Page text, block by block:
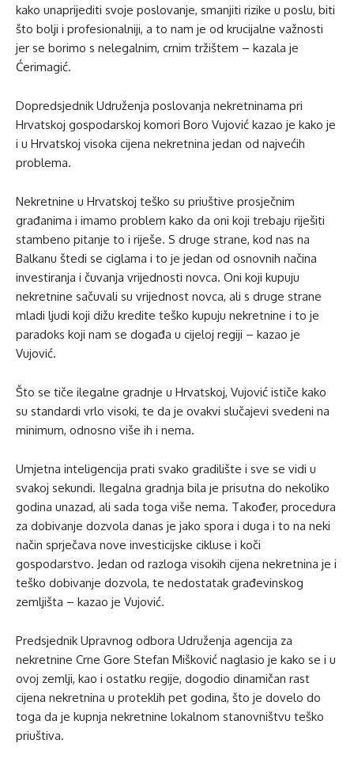
kako unaprijediti svoje poslovanje, smanjiti rizike u poslu, biti
što bolji i profesionalniji, a to nam je od krucijalne važnosti
jer se borimo s nelegalnim, crnim tržištem – kazala je
Ćerimagić.
Dopredsjednik Udruženja poslovanja nekretninama pri
Hrvatskoj gospodarskoj komori Boro Vujović kazao je kako je
i u Hrvatskoj visoka cijena nekretnina jedan od najvećih
problema.
Nekretnine u Hrvatskoj teško su priuštive prosječnim
građanima i imamo problem kako da oni koji trebaju riješiti
stambeno pitanje to i riješe. S druge strane, kod nas na
Balkanu štedi se ciglama i to je jedan od osnovnih načina
investiranja i čuvanja vrijednosti novca. Oni koji kupuju
nekretnine sačuvali su vrijednost novca, ali s druge strane
mladi ljudi koji dižu kredite teško kupuju nekretnine i to je
paradoks koji nam se događa u cijeloj regiji – kazao je
Vujović.
Što se tiče ilegalne gradnje u Hrvatskoj, Vujović ističe kako
su standardi vrlo visoki, te da je ovakvi slučajevi svedeni na
minimum, odnosno više ih i nema.
Umjetna inteligencija prati svako gradilište i sve se vidi u
svakoj sekundi. Ilegalna gradnja bila je prisutna do nekoliko
godina unazad, ali sada toga više nema. Također, procedura
za dobivanje dozvola danas je jako spora i duga i to na neki
način sprječava nove investicijske cikluse i koči
gospodarstvo. Jedan od razloga visokih cijena nekretnina je i
teško dobivanje dozvola, te nedostatak građevinskog
zemljišta – kazao je Vujović.
Predsjednik Upravnog odbora Udruženja agencija za
nekretnine Crne Gore Stefan Mišković naglasio je kako se i u
ovoj zemlji, kao i ostatku regije, dogodio dinamičan rast
cijena nekretnina u proteklih pet godina, što je dovelo do
toga da je kupnja nekretnine lokalnom stanovništvu teško
priuštiva.